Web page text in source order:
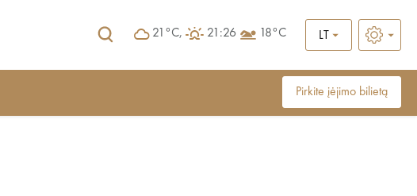
21°C, 21:26 18°C LT
Pirkite įėjimo bilietą